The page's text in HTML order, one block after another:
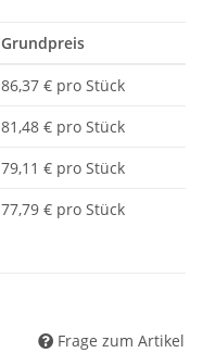
Grundpreis
86,37 € pro Stück
81,48 € pro Stück
79,11 € pro Stück
77,79 € pro Stück
Frage zum Artikel